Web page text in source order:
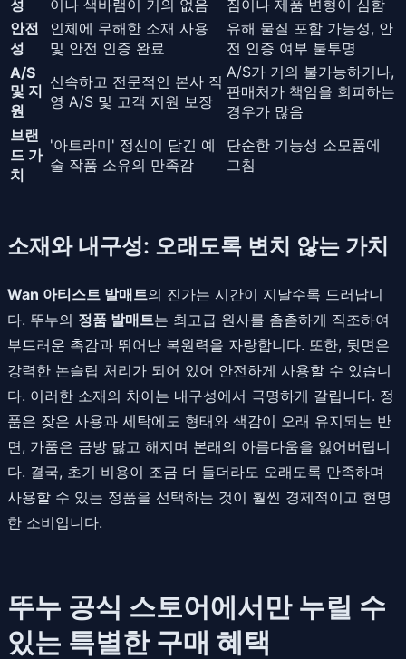
성
이나 색바램이 거의 없음
짐이나 제품 변형이 심함
안전
성
인체에 무해한 소재 사용
및 안전 인증 완료
유해 물질 포함 가능성, 안
전 인증 여부 불투명
A/S
및 지
원
신속하고 전문적인 본사 직
영 A/S 및 고객 지원 보장
A/S가 거의 불가능하거나,
판매처가 책임을 회피하는
경우가 많음
브랜
드 가
치
'아트라미' 정신이 담긴 예
술 작품 소유의 만족감
단순한 기능성 소모품에
그침
소재와 내구성: 오래도록 변치 않는 가치
Wan 아티스트 발매트의 진가는 시간이 지날수록 드러납니
다. 뚜누의 정품 발매트는 최고급 원사를 촘촘하게 직조하여
부드러운 촉감과 뛰어난 복원력을 자랑합니다. 또한, 뒷면은
강력한 논슬립 처리가 되어 있어 안전하게 사용할 수 있습니
다. 이러한 소재의 차이는 내구성에서 극명하게 갈립니다. 정
품은 잦은 사용과 세탁에도 형태와 색감이 오래 유지되는 반
면, 가품은 금방 닳고 해지며 본래의 아름다움을 잃어버립니
다. 결국, 초기 비용이 조금 더 들더라도 오래도록 만족하며
사용할 수 있는 정품을 선택하는 것이 훨씬 경제적이고 현명
한 소비입니다.
뚜누 공식 스토어에서만 누릴 수
있는 특별한 구매 혜택